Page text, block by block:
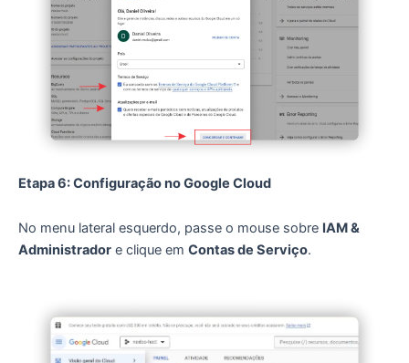
Etapa 6: Configuração no Google Cloud
No menu lateral esquerdo, passe o mouse sobre IAM &
Administrador e clique em Contas de Serviço.